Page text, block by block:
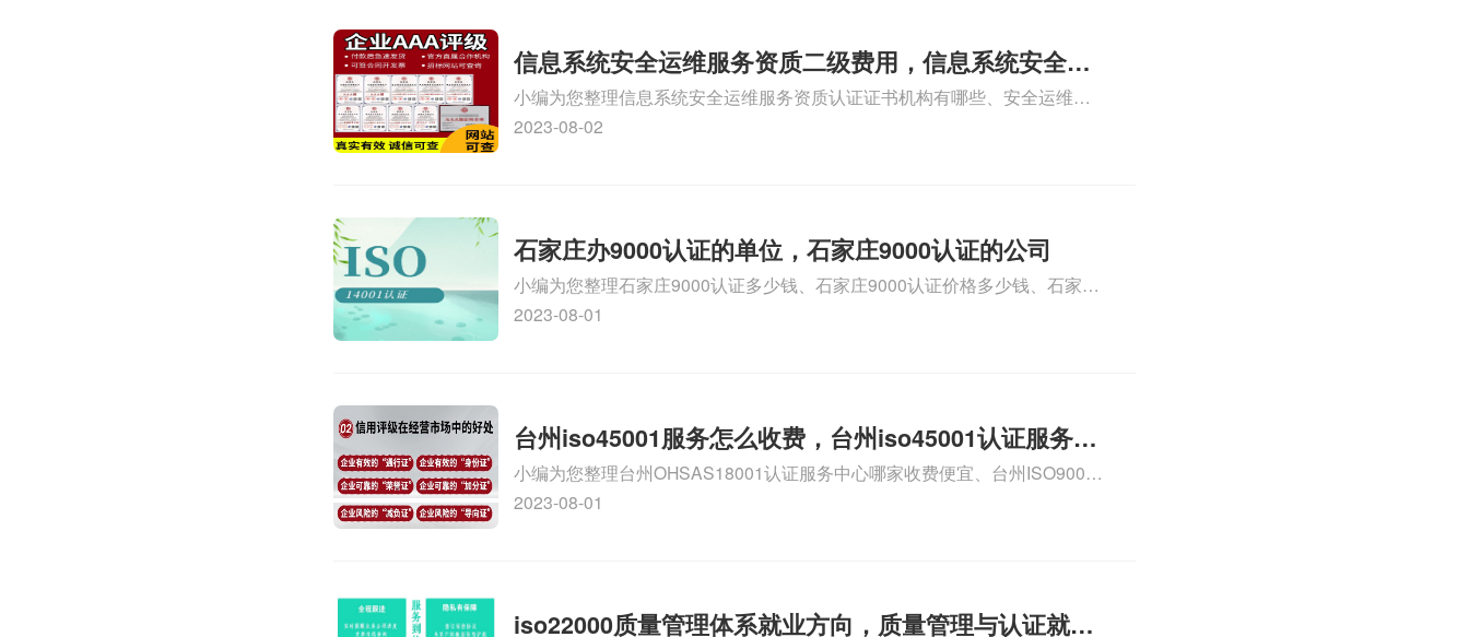
信息系统安全运维服务资质二级费用，信息系统安全运
维服务资质二级
小编为您整理信息系统安全运维服务资质认证证书机构有哪些、安全运维服
务资质的费用是多少啊、安全运维服务资质哪家便宜、安全运维服务资质认
2023-08-02
石家庄办9000认证的单位，石家庄9000认证的公司
小编为您整理石家庄9000认证多少钱、石家庄9000认证价格多少钱、石家庄
9000认证大概多少钱、石家庄9000认证价格贵吗、石家庄9000认证费用大概
2023-08-01
台州iso45001服务怎么收费，台州iso45001认证服务怎
么收费
小编为您整理台州OHSAS18001认证服务中心哪家收费便宜、台州ISO9000
认证，哪个咨询公司服务好、台州CE认证,台州机械机电CE认证、CE认证怎
2023-08-01
iso22000质量管理体系就业方向，质量管理与认证就业